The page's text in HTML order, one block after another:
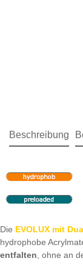
Beschreibung
Die EVOLUX mit
hydrophobe
entfalten, ohne an